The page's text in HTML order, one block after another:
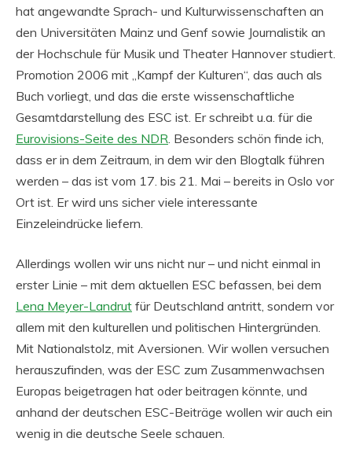
hat angewandte Sprach- und Kulturwissenschaften an
den Universitäten Mainz und Genf sowie Journalistik an
der Hochschule für Musik und Theater Hannover studiert.
Promotion 2006 mit „Kampf der Kulturen“, das auch als
Buch vorliegt, und das die erste wissenschaftliche
Gesamtdarstellung des ESC ist. Er schreibt u.a. für die
Eurovisions-Seite des NDR. Besonders schön finde ich,
dass er in dem Zeitraum, in dem wir den Blogtalk führen
werden – das ist vom 17. bis 21. Mai – bereits in Oslo vor
Ort ist. Er wird uns sicher viele interessante
Einzeleindrücke liefern.
Allerdings wollen wir uns nicht nur – und nicht einmal in
erster Linie – mit dem aktuellen ESC befassen, bei dem
Lena Meyer-Landrut für Deutschland antritt, sondern vor
allem mit den kulturellen und politischen Hintergründen.
Mit Nationalstolz, mit Aversionen. Wir wollen versuchen
herauszufinden, was der ESC zum Zusammenwachsen
Europas beigetragen hat oder beitragen könnte, und
anhand der deutschen ESC-Beiträge wollen wir auch ein
wenig in die deutsche Seele schauen.